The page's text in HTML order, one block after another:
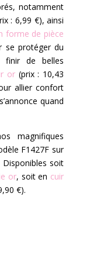
notamment
: 6,99 €), ainsi
forme de pièce
se protéger du
finir de belles
or (prix : 10,43
allier confort
quand
magnifiques
F1427F sur
soit
or, soit en cuir
€).